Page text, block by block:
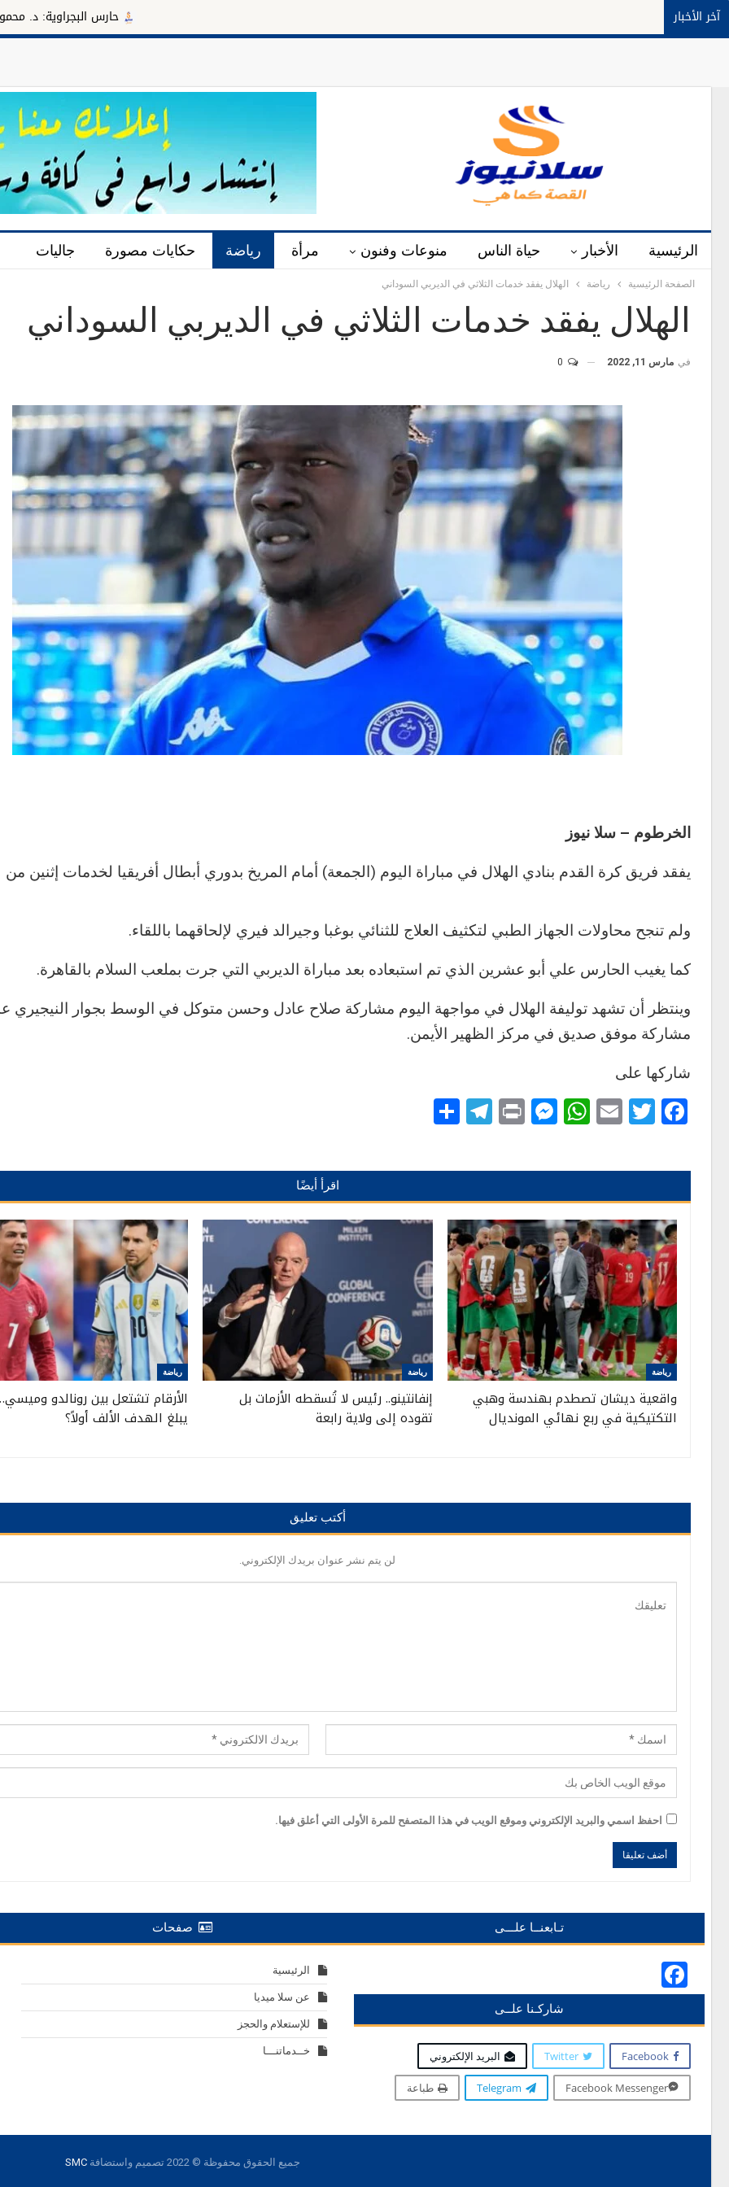
آخر الأخبار حارس البجراوية: د. محمود سليمان
الرئيسية الأخبار حياة الناس منوعات وفنون مرأة رياضة حكايات مصورة جاليات
الصفحة الرئيسية رياضة الهلال يفقد خدمات الثلاثي في الديربي السوداني
الهلال يفقد خدمات الثلاثي في الديربي السوداني
في مارس 11, 2022
الخرطوم – سلا نيوز
يفقد فريق كرة القدم بنادي الهلال في مباراة اليوم (الجمعة) أمام المريخ بدوري أبطال أفريقيا لخدمات إثنين من
ولم تنجح محاولات الجهاز الطبي لتكثيف العلاج للثنائي بوغبا وجيرالد فيري لإلحاقهما باللقاء.
كما يغيب الحارس علي أبو عشرين الذي تم استبعاده بعد مباراة الديربي التي جرت بملعب السلام بالقاهرة.
وينتظر أن تشهد توليفة الهلال في مواجهة اليوم مشاركة صلاح عادل وحسن متوكل في الوسط بجوار النيجيري
مشاركة موفق صديق في مركز الظهير الأيمن.
شاركها على
Facebook
Twitter
Email
WhatsApp
Messenger
Print
Telegram
اقرأ أيضًا
رياضة
واقعية ديشان تصطدم بهندسة وهبي
التكتيكية في ربع نهائي المونديال
رياضة
إنفانتينو.. رئيس لا تُسقطه الأزمات بل
تقوده إلى ولاية رابعة
رياضة
الأرقام تشتعل بين رونالدو
يبلغ الهدف الألف أولاً؟
أكتب تعليق
لن يتم نشر عنوان بريدك الإلكتروني.
احفظ اسمي والبريد الإلكتروني وموقع الويب في هذا المتصفح للمرة الأولى التي أعلق فيها.
تـابعنــا علـــى
شاركـنا علــى
Facebook
Twitter البريد الإلكتروني
Facebook Messenger
Telegram طباعة
صفحات
الرئيسية
عن سلا ميديا
للإستعلام والحجز
خــدماتنـــا
جميع الحقوق محفوظة © 2022 تصميم واستضافةSMC